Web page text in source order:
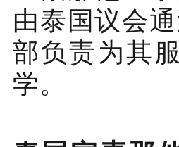
由泰国议会
部负责为其
学。